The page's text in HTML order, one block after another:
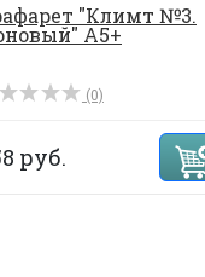
"Климт №3.
А5+
(0)
руб.